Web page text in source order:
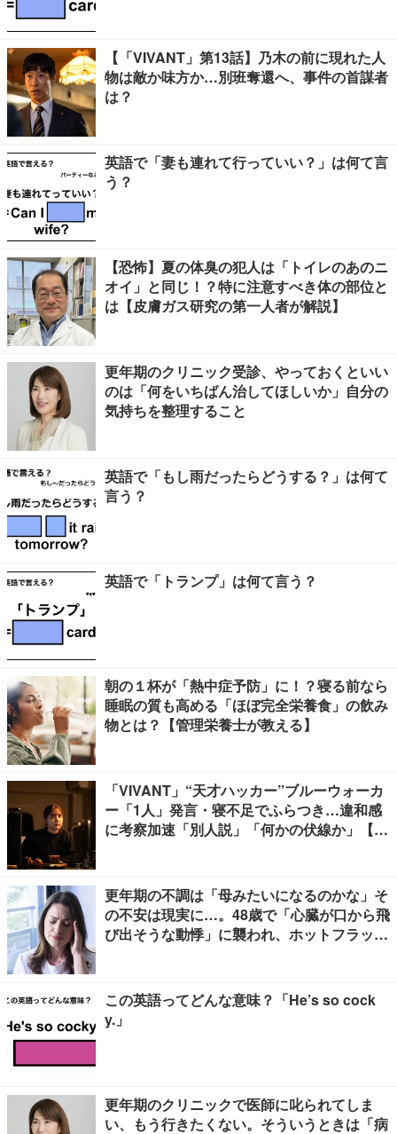
【「VIVANT」第13話】乃木の前に現れた人
物は敵か味方か…別班奪還へ、事件の首謀者
は？
英語で「妻も連れて行っていい？」は何て言
う？
【恐怖】夏の体臭の犯人は「トイレのあのニ
オイ」と同じ！？特に注意すべき体の部位と
は【皮膚ガス研究の第一人者が解説】
更年期のクリニック受診、やっておくといい
のは「何をいちばん治してほしいか」自分の
気持ちを整理すること
英語で「もし雨だったらどうする？」は何て
言う？
英語で「トランプ」は何て言う？
朝の１杯が「熱中症予防」に！？寝る前なら
睡眠の質も高める「ほぼ完全栄養食」の飲み
物とは？【管理栄養士が教える】
「VIVANT」“天才ハッカー”ブルーウォーカ
ー「1人」発言・寝不足でふらつき…違和感
に考察加速「別人説」「何かの伏線か」【ネ
更年期の不調は「母みたいになるのかな」そ
の不安は現実に…。48歳で「心臓が口から飛
び出そうな動悸」に襲われ、ホットフラッシ
この英語ってどんな意味？「He’s so cock
y.」
更年期のクリニックで医師に叱られてしま
い、もう行きたくない。そういうときは「病